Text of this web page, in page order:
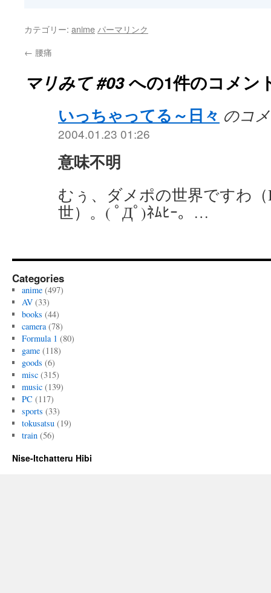
カテゴリー: anime パーマリンク
← 腰痛
マリみて #03への1件のコメン
いっちゃってる～日々 のコ
2004.01.23 01:26
意味不明
むぅ、ダメポの世界ですわ
世）。( ﾟДﾟ)ﾈﾑﾋｰ。…
Categories
anime(497)
AV(33)
books (44)
camera(78)
Formula 1 (80)
game(118)
goods (6)
misc(315)
music(139)
PC (117)
sports (33)
tokusatsu(19)
train(56)
Nise-Itchatteru Hibi